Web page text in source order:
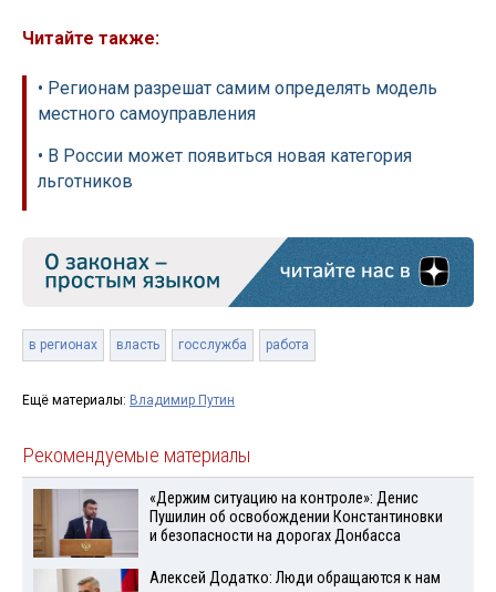
Читайте также:
• Регионам разрешат самим определять модель
местного самоуправления
• В России может появиться новая категория
льготников
в регионах власть госслужба работа
Ещё материалы: Владимир Путин
Рекомендуемые материалы
«Держим ситуацию на контроле»: Денис
Пушилин об освобождении Константиновки
и безопасности на дорогах Донбасса
Алексей Додатко: Люди обращаются к нам